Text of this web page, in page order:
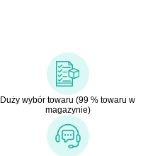
Duży wybór towaru (99 % towaru w
magazynie)